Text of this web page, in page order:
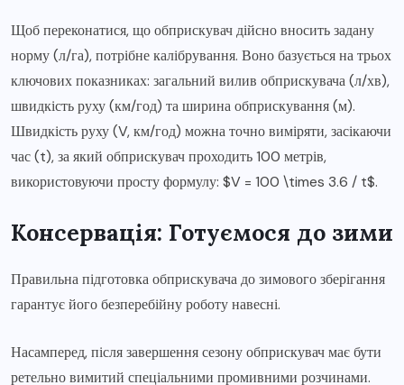
Щоб переконатися, що обприскувач дійсно вносить задану
норму (л/га), потрібне калібрування. Воно базується на трьох
ключових показниках: загальний вилив обприскувача (л/хв),
швидкість руху (км/год) та ширина обприскування (м).
Швидкість руху (V, км/год) можна точно виміряти, засікаючи
час (t), за який обприскувач проходить 100 метрів,
використовуючи просту формулу: $V = 100 \times 3.6 / t$.
Консервація: Готуємося до зими
Правильна підготовка обприскувача до зимового зберігання
гарантує його безперебійну роботу навесні.
Насамперед, після завершення сезону обприскувач має бути
ретельно вимитий спеціальними промивними розчинами.